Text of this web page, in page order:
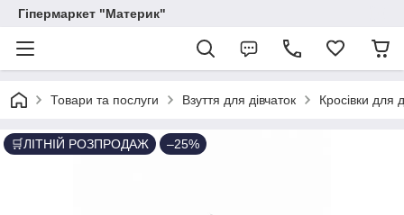
Гіпермаркет "Материк"
Товари та послуги Взуття для дівчаток Кросівки для
🛒ЛІТНІЙ РОЗПРОДАЖ –25%